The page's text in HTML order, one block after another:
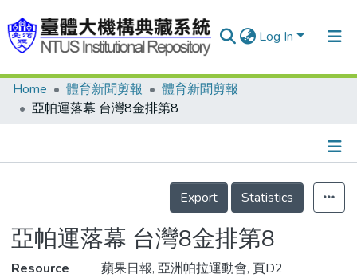
Log In
Communities & Collections
Statistics
Home 體育新聞剪報
體育新聞剪報
亞帕運落幕 台灣8金排第8
Details
Export
Statistics
亞帕運落幕 台灣8金排第8
Resource
蘋果日報, 亞洲帕拉運動會, 頁D2